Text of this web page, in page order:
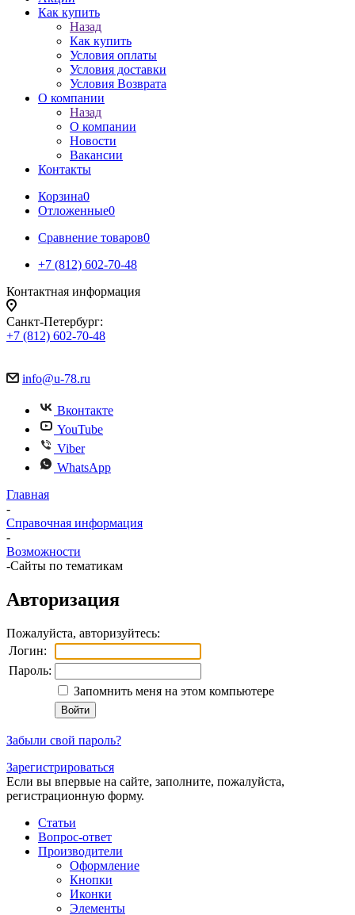
Как купить
Назад
Как купить
Условия оплаты
Условия доставки
Условия Возврата
О компании
Назад
О компании
Новости
Вакансии
Контакты
Корзина0
Отложенные0
Сравнение товаров0
+7 (812) 602-70-48
Контактная информация
Санкт-Петербург:
+7 (812) 602-70-48
info@u-78.ru
Вконтакте
YouTube
Viber
WhatsApp
Главная
-
Справочная информация
-
Возможности
-Сайты по тематикам
Авторизация
Пожалуйста, авторизуйтесь:
Логин:
Пароль:
Запомнить меня на этом компьютере
Забыли свой пароль?
Зарегистрироваться
Если вы впервые на сайте, заполните, пожалуйста,
регистрационную форму.
Статьи
Вопрос-ответ
Производители
Оформление
Кнопки
Иконки
Элементы